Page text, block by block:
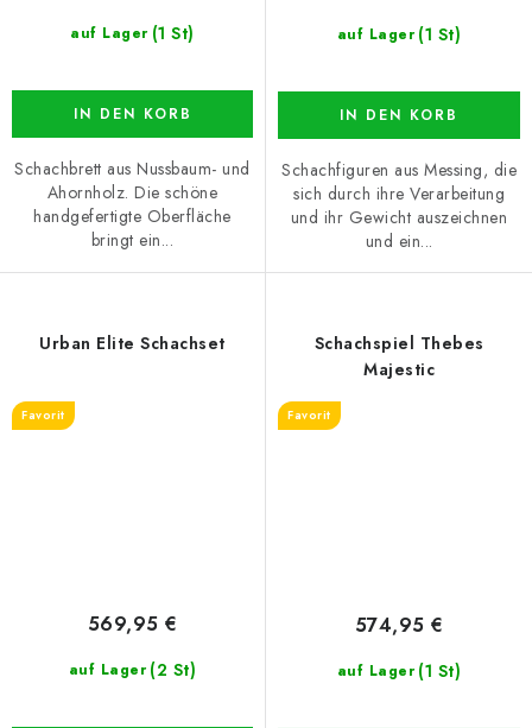
auf Lager (1 St)
IN DEN KORB
Schachbrett aus Nussbaum- und
Ahornholz. Die schöne
handgefertigte Oberfläche
bringt ein...
auf Lager (1 St)
IN DEN KORB
Schachfiguren aus Messing, die
sich durch ihre Verarbeitung
und ihr Gewicht auszeichnen
und ein...
Urban Elite Schachset
Favorit
auf Lager (2 St)
569,95 €
Schachspiel Thebes
Majestic
Favorit
auf Lager (1 St)
574,95 €